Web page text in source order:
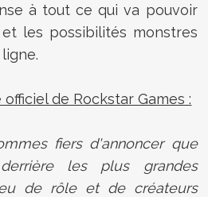
à tout ce qui va pouvoir
les possibilités monstres
de Rockstar Games :
fiers d'annoncer que
les plus grandes
de rôle et de créateurs